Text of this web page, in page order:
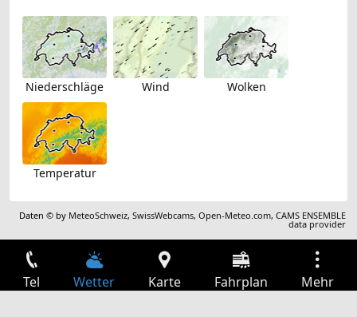
Niederschläge Wind Wolken
Temperatur
Daten © by MeteoSchweiz,SwissWebcams,Open-Meteo.com,CAMS ENSEMBLE
data provider
Tel Wetter Karte Fahrplan Mehr